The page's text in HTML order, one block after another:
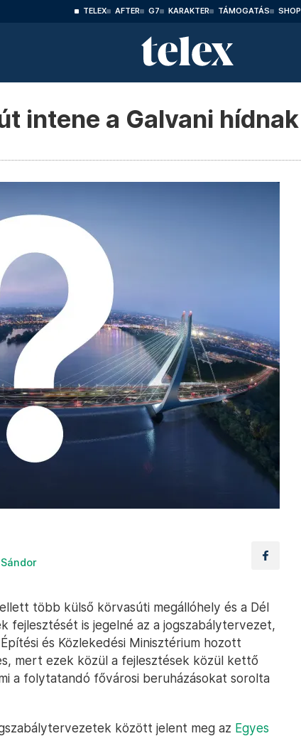
TELEX AFTER G7 KARAKTER TÁMOGATÁS SHOP
intene a Galvani hídnak
több külső körvasúti megállóhely és a Dél
fejlesztését is jegelné az a jogszabálytervezet,
és Közlekedési Minisztérium hozott
mert ezek közül a fejlesztések közül kettő
a folytatandó fővárosi beruházásokat sorolta
között jelent meg az Egyes